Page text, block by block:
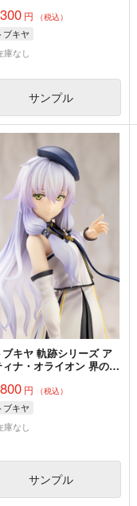
完成品
円 （税込）
ブキヤ
庫なし
サンプル
ブキヤ 軌跡シリーズ ア
ィナ・オライオン 界の軌
円 （税込）
ブキヤ
庫なし
サンプル